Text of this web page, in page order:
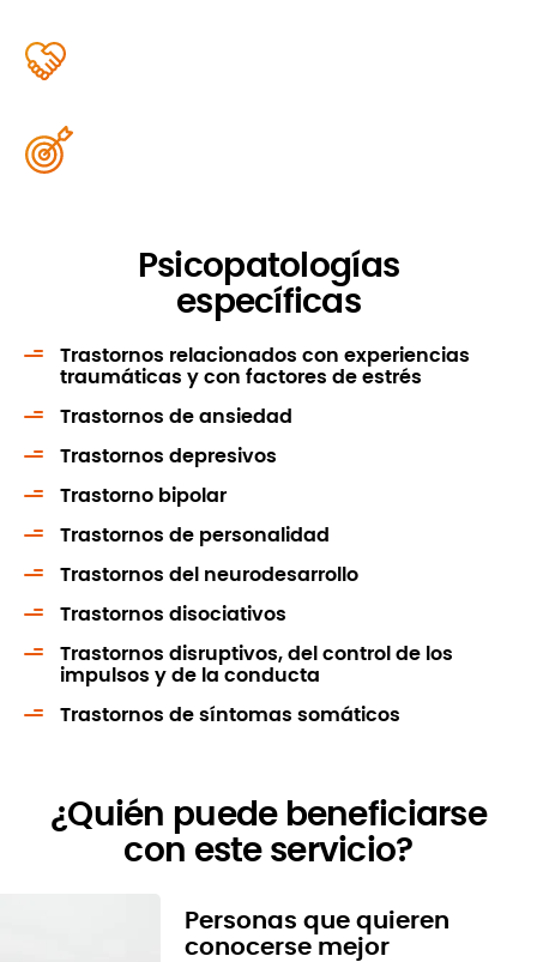
Psicopatologías
específicas
Trastornos relacionados con experiencias
traumáticas y con factores de estrés
Trastornos de ansiedad
Trastornos depresivos
Trastorno bipolar
Trastornos de personalidad
Trastornos del neurodesarrollo
Trastornos disociativos
Trastornos disruptivos, del control de los
impulsos y de la conducta
Trastornos de síntomas somáticos
¿Quién puede beneficiarse
con este servicio?
Personas que quieren
conocerse mejor